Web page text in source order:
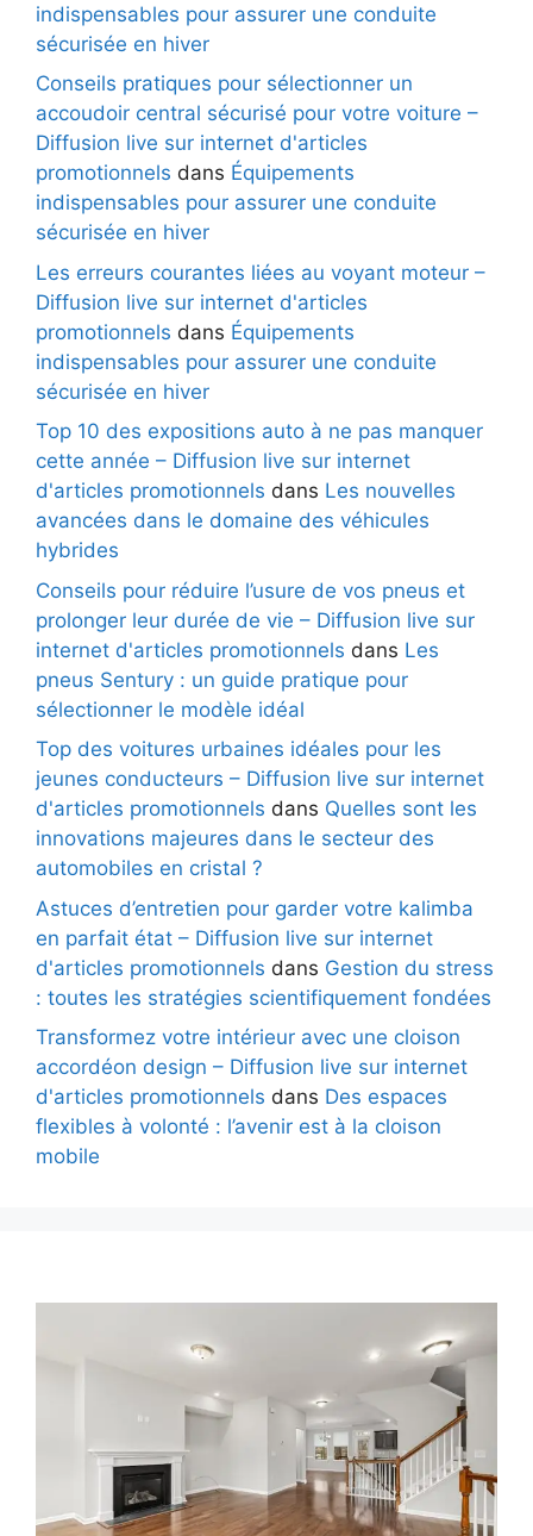
indispensables pour assurer une conduite
sécurisée en hiver
Conseils pratiques pour sélectionner un
accoudoir central sécurisé pour votre voiture –
Diffusion live sur internet d'articles
promotionnels dans Équipements
indispensables pour assurer une conduite
sécurisée en hiver
Les erreurs courantes liées au voyant moteur –
Diffusion live sur internet d'articles
promotionnels dans Équipements
indispensables pour assurer une conduite
sécurisée en hiver
Top 10 des expositions auto à ne pas manquer
cette année – Diffusion live sur internet
d'articles promotionnels dans Les nouvelles
avancées dans le domaine des véhicules
hybrides
Conseils pour réduire l’usure de vos pneus et
prolonger leur durée de vie – Diffusion live sur
internet d'articles promotionnels dans Les
pneus Sentury : un guide pratique pour
sélectionner le modèle idéal
Top des voitures urbaines idéales pour les
jeunes conducteurs – Diffusion live sur internet
d'articles promotionnels dans Quelles sont les
innovations majeures dans le secteur des
automobiles en cristal ?
Astuces d’entretien pour garder votre kalimba
en parfait état – Diffusion live sur internet
d'articles promotionnels dans Gestion du stress
: toutes les stratégies scientifiquement fondées
Transformez votre intérieur avec une cloison
accordéon design – Diffusion live sur internet
d'articles promotionnels dans Des espaces
flexibles à volonté : l’avenir est à la cloison
mobile